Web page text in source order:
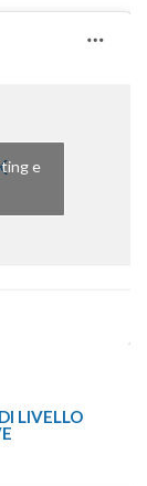
e
LIVELLO